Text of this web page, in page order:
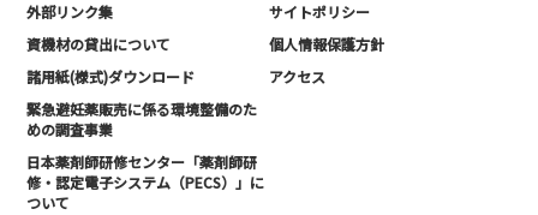
外部リンク集
資機材の貸出について
諸用紙(様式)ダウンロード
緊急避妊薬販売に係る環境整備のた
めの調査事業
日本薬剤師研修センター「薬剤師研
修・認定電子システム（PECS）」に
ついて
サイトポリシー
個人情報保護方針
アクセス